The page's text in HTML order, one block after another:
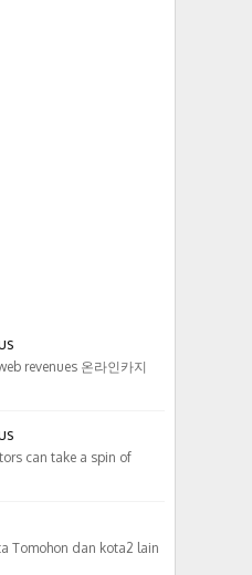
revenues 온라인카지
can take a spin of
Tomohon dan kota2 lain